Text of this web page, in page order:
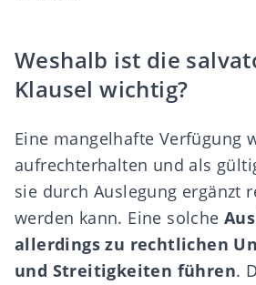
Weshalb ist die
Klausel wichtig?
Eine mangelhafte Verfügung
aufrechterhalten und als
sie durch Auslegung ergänzt
werden kann. Eine solche
allerdings zu rechtlichen
und Streitigkeiten führen.